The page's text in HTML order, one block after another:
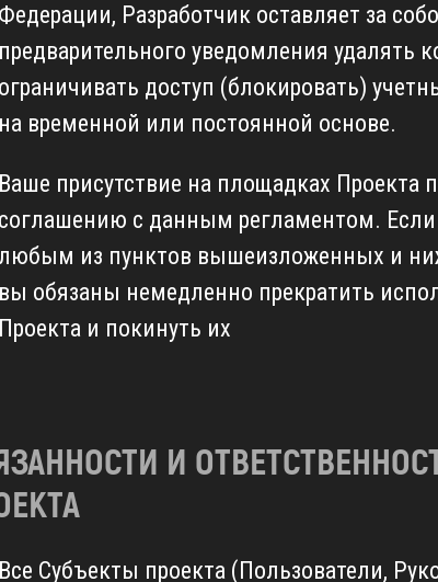
Федерации, Разработчик оставляет за
предварительного уведомления удалять
ограничивать доступ (блокировать)
на временной или постоянной основе.
Ваше присутствие на площадках Проекта
соглашению с данным регламентом.
любым из пунктов вышеизложенных и
вы обязаны немедленно прекратить
Проекта и покинуть их
И
Все Субъекты проекта (Пользователи,